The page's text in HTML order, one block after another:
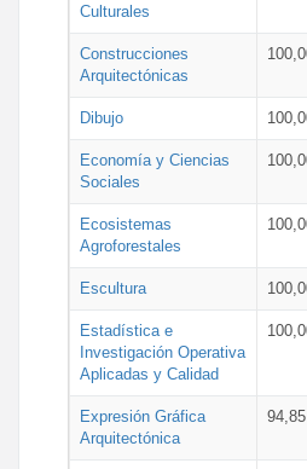
Culturales
Construcciones
Arquitectónicas
Dibujo
Economía y Ciencias
Sociales
Ecosistemas
Agroforestales
Escultura
Estadística e
Investigación Operativa
Aplicadas y Calidad
Expresión Gráfica
Arquitectónica